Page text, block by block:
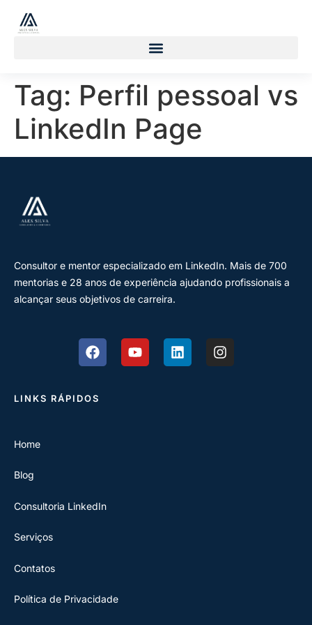
Tag: Perfil pessoal vs
LinkedIn Page
Consultor e mentor especializado em LinkedIn. Mais de 700
mentorias e 28 anos de experiência ajudando profissionais a
alcançar seus objetivos de carreira.
LINKS RÁPIDOS
Home
Blog
Consultoria LinkedIn
Serviços
Contatos
Política de Privacidade